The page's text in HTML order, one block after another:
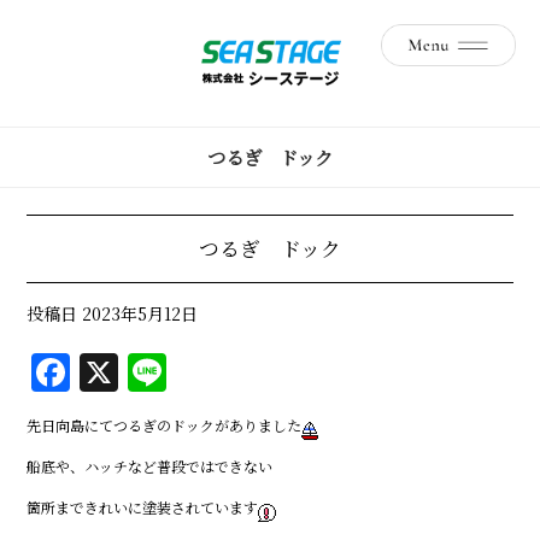
つるぎ ドック
つるぎ ドック
投稿日 2023年5月12日
F
a
c
e
b
X
n
e
先日向島にてつるぎのドックがありました
船底や、ハッチなど普段ではできない
箇所まできれいに塗装されています